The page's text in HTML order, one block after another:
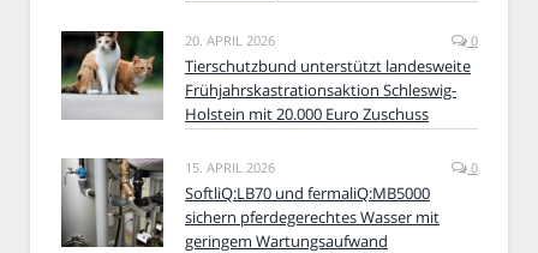
20. APRIL 2026 0
Tierschutzbund unterstützt landesweite
Frühjahrskastrationsaktion Schleswig-
Holstein mit 20.000 Euro Zuschuss
15. APRIL 2026 0
SoftliQ:LB70 und fermaliQ:MB5000
sichern pferdegerechtes Wasser mit
geringem Wartungsaufwand